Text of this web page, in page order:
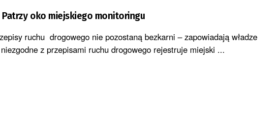
Patrzy oko miejskiego monitoringu
ruchu drogowego nie pozostaną bezkarni – zapowiadają władze
z przepisami ruchu drogowego rejestruje miejski ...